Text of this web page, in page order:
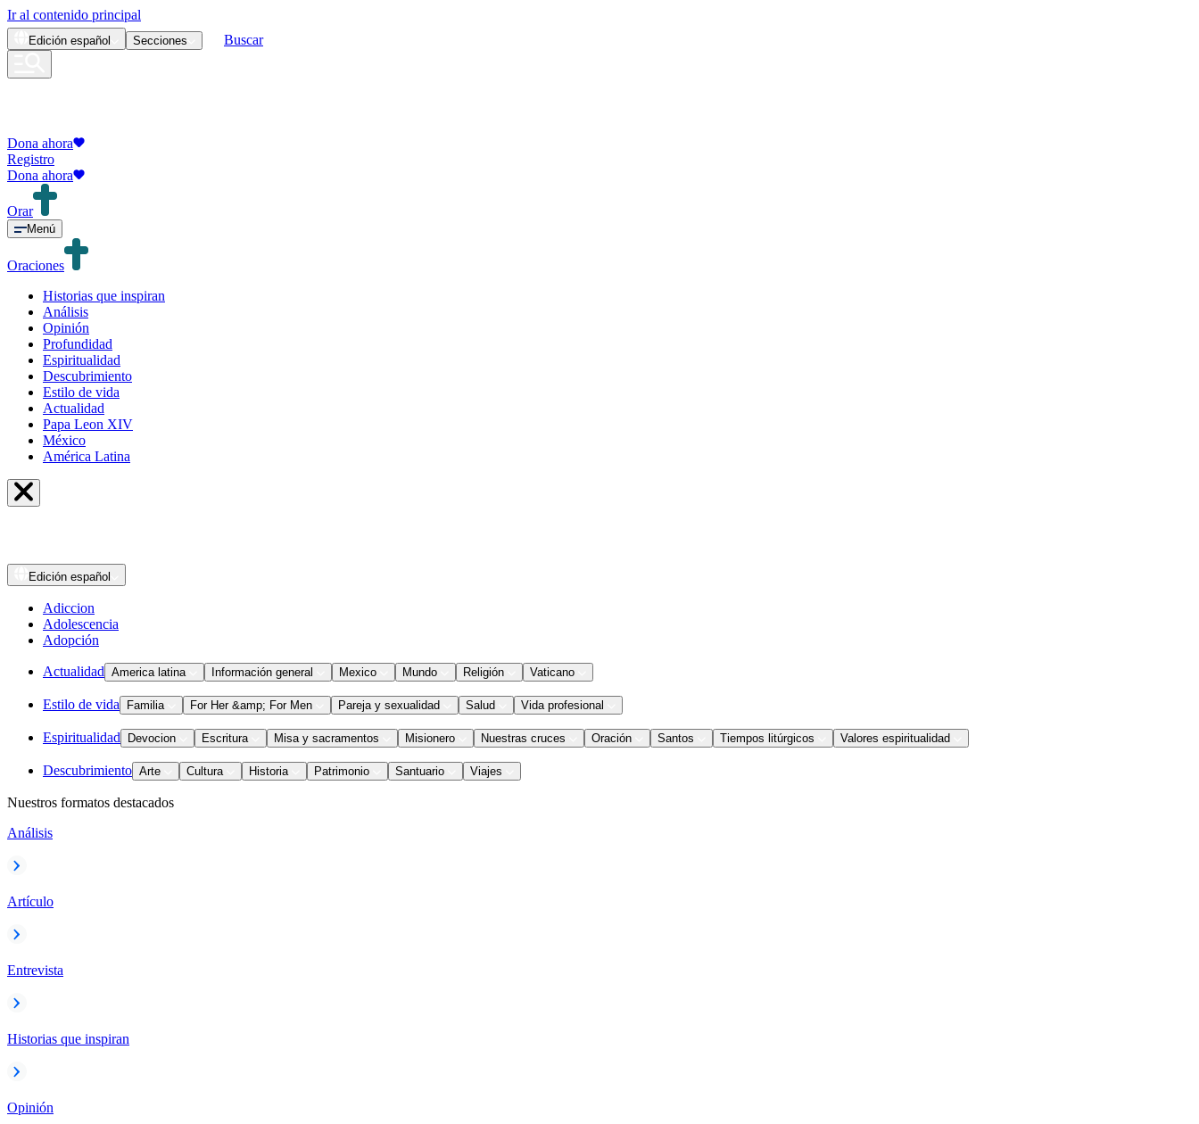
Ir al contenido principal
Edición español Secciones Buscar
Dona ahora
Registro
Dona ahora
Orar
Menú
Oraciones
Historias que inspiran
Análisis
Opinión
Profundidad
Espiritualidad
Descubrimiento
Estilo de vida
Actualidad
Papa Leon XIV
México
América Latina
Edición español
Adiccion
Adolescencia
Adopción
Actualidad America latina Información general Mexico Mundo Religión Vaticano
Estilo de vida Familia For Her &amp; For Men Pareja y sexualidad Salud Vida profesional
Espiritualidad Devocion Escritura Misa y sacramentos Misionero Nuestras cruces Oración Santos Tiempos litúrgicos Valores espiritualidad
Descubrimiento Arte Cultura Historia Patrimonio Santuario Viajes
Nuestros formatos destacados
Análisis
Artículo
Entrevista
Historias que inspiran
Opinión